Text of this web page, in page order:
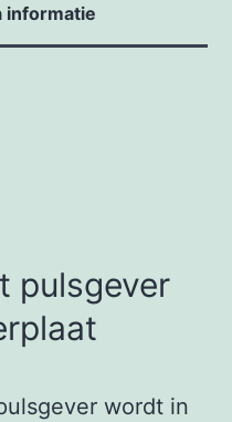
informatie
pulsgever
wordt in